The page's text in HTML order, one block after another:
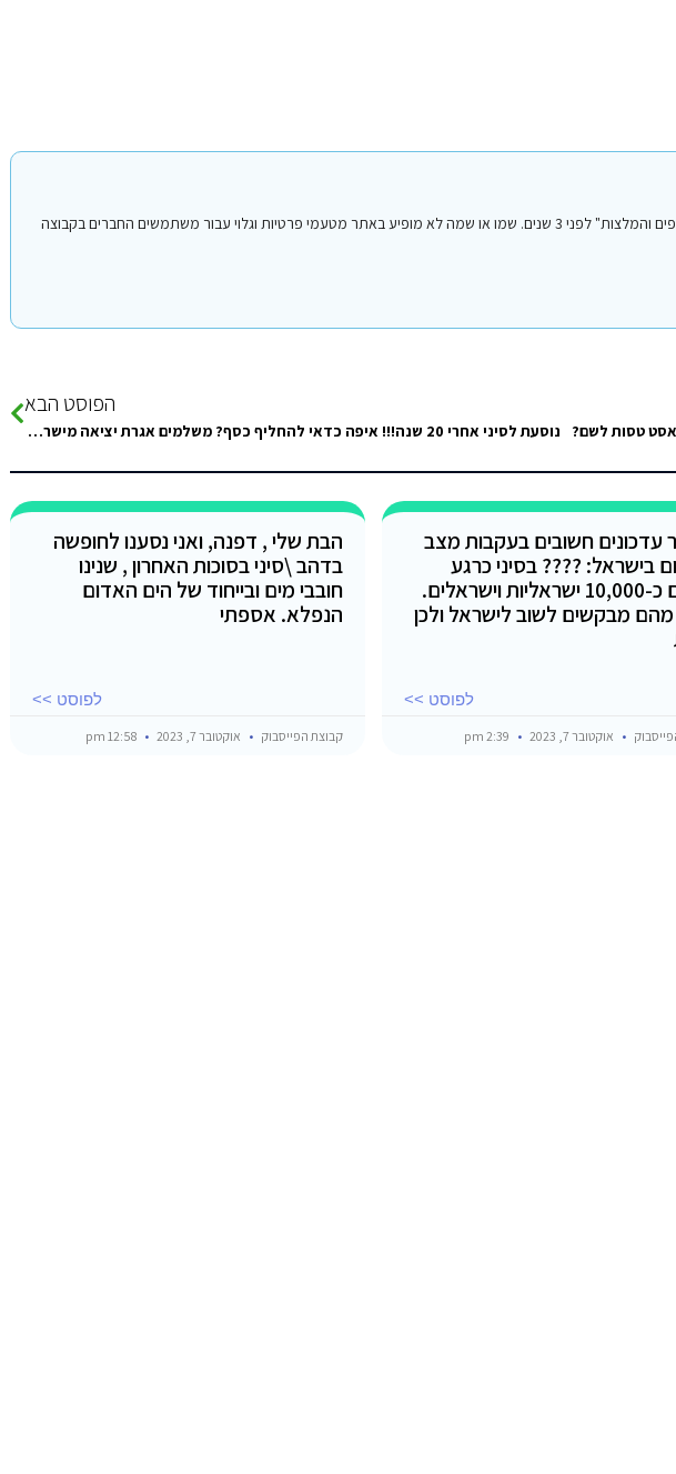
הפוסט הנ"ל נכתב על ידי אחד מחברי או חברות קבוצת הפייסבוק "סיני טיפים והמלצות" לפני 3 שנים. שמו או שמה לא מופיע באתר מטעמי פרטיות וגלוי עבור משתמשים החברים בקבוצה
טסות לשם?
הפוסט הבא
נוסעת לסיני אחרי 20 שנה!!! איפה כדאי להחליף כסף? משלמים אגרת יציאה מישראל 100ש לאדם וגם אגרת כניסה למצריים 100ש? באמת
עדכונים חשובים בעקבות מצב
בישראל: ???? בסיני כרגע
שוהים כ-10,000 ישראליות וישראלים.
מהם מבקשים לשוב לישראל ולכן
לפוסט >>
אוקטובר 7, 2023
הבת שלי , דפנה, ואני נסענו לחופשה
בדהב \סיני בסוכות האחרון , שנינו
חובבי מים ובייחוד של הים האדום
הנפלא. אספתי
לפוסט >>
קבוצת הפייסבוק אוקטובר 7, 2023